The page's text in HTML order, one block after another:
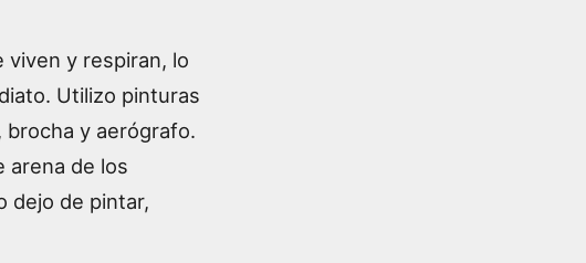
viven y respiran, lo
Utilizo pinturas
brocha y aerógrafo.
arena de los
dejo de pintar,